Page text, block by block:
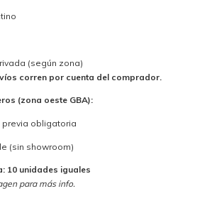
(según zona)
corren por cuenta del comprador.
(zona oeste GBA):
previa obligatoria
(sin showroom)
10 unidades iguales
para más info.